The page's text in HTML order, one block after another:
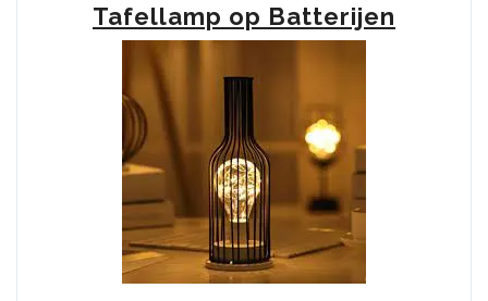
Tafellamp op Batterijen